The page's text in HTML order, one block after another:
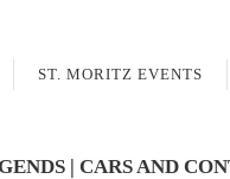
ST. MORITZ EVENTS
| CARS AND